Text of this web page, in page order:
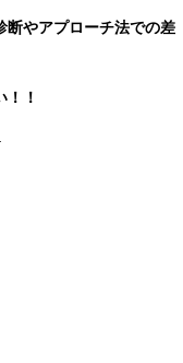
断やアプローチ法での差
！